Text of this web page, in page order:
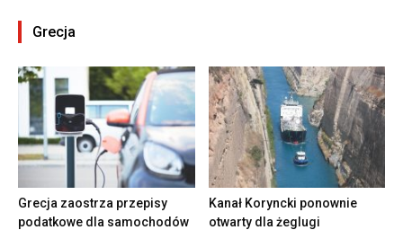
Grecja
Grecja zaostrza przepisy
podatkowe dla samochodów
Kanał Koryncki ponownie
otwarty dla żeglugi